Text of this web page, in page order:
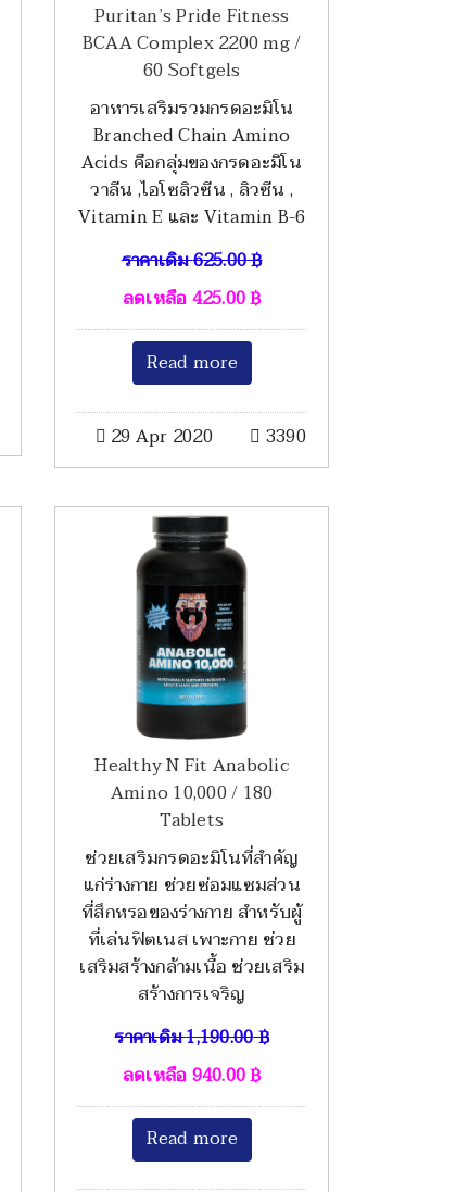
Puritan’s Pride Fitness
BCAA Complex 2200 mg /
60 Softgels
อาหารเสริมรวมกรดอะมิโน
Branched Chain Amino
Acids คือกลุ่มของกรดอะมิโน
วาลีน ,ไอโซลิวซีน , ลิวซีน ,
Vitamin E และ Vitamin B-6
ราคาเดิม625.00฿
ลดเหลือ425.00฿
Read more
29 Apr 2020 3390
Healthy N Fit Anabolic
Amino 10,000 / 180
Tablets
ช่วยเสริมกรดอะมิโนที่สำคัญ
แก่ร่างกาย ช่วยซ่อมแซมส่วน
ที่สึกหรอของร่างกาย สำหรับผู้
ที่เล่นฟิตเนส เพาะกาย ช่วย
เสริมสร้างกล้ามเนื้อ ช่วยเสริม
สร้างการเจริญ
ราคาเดิม1,190.00฿
ลดเหลือ940.00฿
Read more